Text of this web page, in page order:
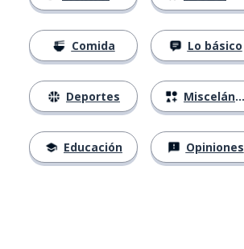
Comida
Deportes
Educación
Lo básico
Misceláneo
Opiniones